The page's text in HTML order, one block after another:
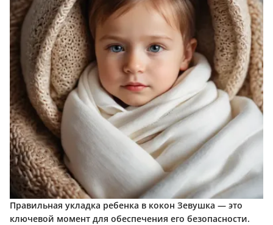
Правильная укладка ребенка в кокон Зевушка — это
ключевой момент для обеспечения его безопасности.